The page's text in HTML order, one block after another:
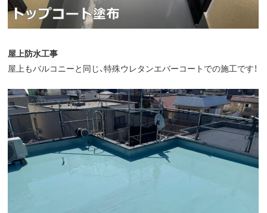
屋上防水工事
屋上もバルコニーと同じ、特殊ウレタンエバーコートでの施工です！